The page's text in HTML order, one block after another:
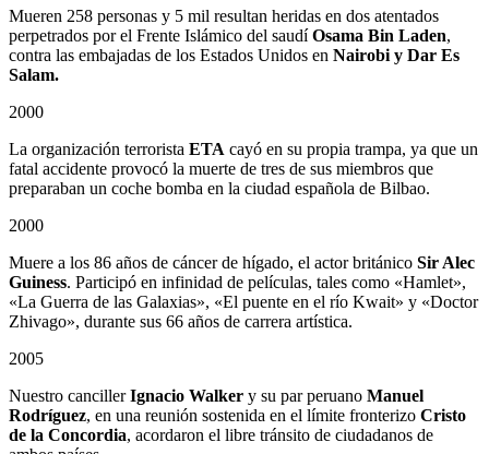
Mueren 258 personas y 5 mil resultan heridas en dos atentados
perpetrados por el Frente Islámico del saudíOsama Bin Laden,
contra las embajadas de los Estados Unidos en Nairobi y Dar Es
Salam.
2000
La organización terrorista ETA cayó en su propia trampa, ya que un
fatal accidente provocó la muerte de tres de sus miembros que
preparaban un coche bomba en la ciudad española de Bilbao.
2000
Muere a los 86 años de cáncer de hígado, el actor británico Sir Alec
Guiness. Participó en infinidad de películas, tales como «Hamlet»,
«La Guerra de las Galaxias», «El puente en el río Kwait» y «Doctor
Zhivago», durante sus 66 años de carrera artística.
2005
Nuestro cancillerIgnacio Walker y su par peruano Manuel
Rodríguez, en una reunión sostenida en el límite fronterizo Cristo
de la Concordia, acordaron el libre tránsito de ciudadanos de